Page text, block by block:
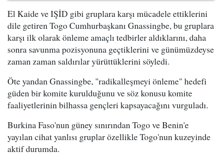
El Kaide ve IŞİD gibi gruplara karşı mücadele ettiklerini
dile getiren Togo Cumhurbaşkanı Gnassingbe, bu gruplara
karşı ilk olarak önleme amaçlı tedbirler aldıklarını, daha
sonra savunma pozisyonuna geçtiklerini ve günümüzdeyse
zaman zaman saldırılar yürüttüklerini söyledi.
Öte yandan Gnassingbe, "radikalleşmeyi önleme" hedefi
güden bir komite kurulduğunu ve söz konusu komite
faaliyetlerinin bilhassa gençleri kapsayacağını vurguladı.
Burkina Faso'nun güney sınırından Togo ve Benin'e
yayılan cihat yanlısı gruplar özellikle Togo'nun kuzeyinde
aktif durumda.